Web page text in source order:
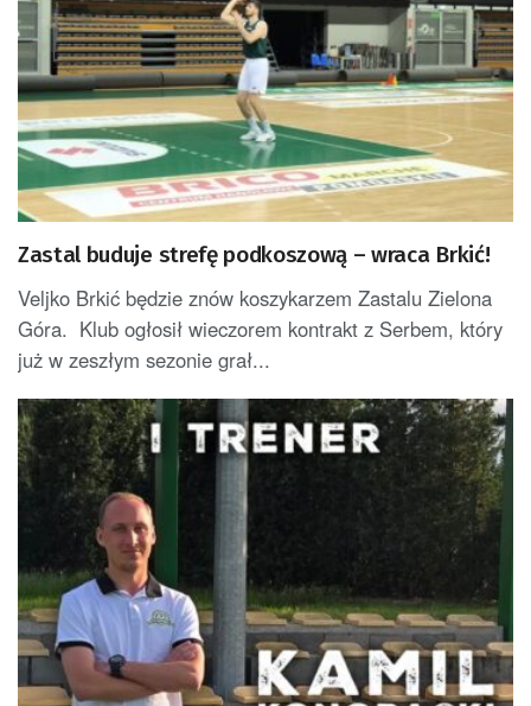
Zastal buduje strefę podkoszową – wraca Brkić!
Veljko Brkić będzie znów koszykarzem Zastalu Zielona
Góra. Klub ogłosił wieczorem kontrakt z Serbem, który
już w zeszłym sezonie grał...